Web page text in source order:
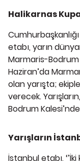
Halikarnas
Cumhurbaşkanlığı
etabı, yarın
Marmaris-
Haziran’da
olan yarışta;
verecek.
Bodrum
Yarışların
İstanbul etabı,